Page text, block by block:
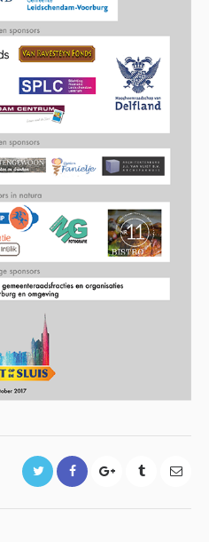
Twitter FacebookGoogle+TumblrE-